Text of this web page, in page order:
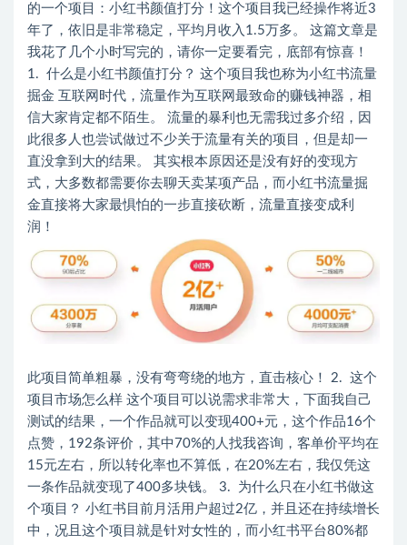
的一个项目：小红书颜值打分！这个项目我已经操作将近3
年了，依旧是非常稳定，平均月收入1.5万多。 这篇文章是
我花了几个小时写完的，请你一定要看完，底部有惊喜！
1. 什么是小红书颜值打分？ 这个项目我也称为小红书流量
掘金 互联网时代，流量作为互联网最致命的赚钱神器，相
信大家肯定都不陌生。 流量的暴利也无需我过多介绍，因
此很多人也尝试做过不少关于流量有关的项目，但是却一
直没拿到大的结果。 其实根本原因还是没有好的变现方
式，大多数都需要你去聊天卖某项产品，而小红书流量掘
金直接将大家最惧怕的一步直接砍断，流量直接变成利
润！
此项目简单粗暴，没有弯弯绕的地方，直击核心！ 2. 这个
项目市场怎么样 这个项目可以说需求非常大，下面我自己
测试的结果，一个作品就可以变现400+元，这个作品16个
点赞，192条评价，其中70%的人找我咨询，客单价平均在
15元左右，所以转化率也不算低，在20%左右，我仅凭这
一条作品就变现了400多块钱。 3. 为什么只在小红书做这
个项目？ 小红书目前月活用户超过2亿，并且还在持续增长
中，况且这个项目就是针对女性的，而小红书平台80%都